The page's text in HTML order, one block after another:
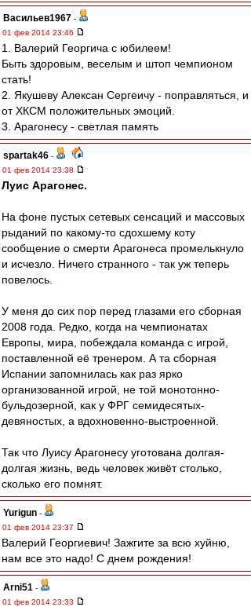
Васильев1967 -
01 фев 2014 23:46
1. Валерий Георгича с юбилеем!
Быть здоровым, веселым и штоп чемпионом
стать!
2. Якушеву Алексан Сергеичу - поправляться, и
от ХКСМ положительных эмоций.
3. Арагонесу - светлая память
spartak46 -
01 фев 2014 23:38
Луис Арагонес.
На фоне пустых сетевых сенсаций и массовых
рыданий по какому-то сдохшему коту
сообщение о смерти Арагонеса промелькнуло
и исчезло. Ничего странного - так уж теперь
повелось.
У меня до сих пор перед глазами его сборная
2008 года. Редко, когда на чемпионатах
Европы, мира, побеждала команда с игрой,
поставленной её тренером. А та сборная
Испании запомнилась как раз ярко
организованной игрой, не той монотонно-
бульдозерной, как у ФРГ семидесятых-
девяностых, а вдохновенно-выстроенной.
Так что Луису Арагонесу уготована долгая-
долгая жизнь, ведь человек живёт столько,
сколько его помнят.
Yurigun -
01 фев 2014 23:37
Валерий Георгиевич! Зажгите за всю хуйню,
нам все это надо! С днем рождения!
Arni51 -
01 фев 2014 23:33